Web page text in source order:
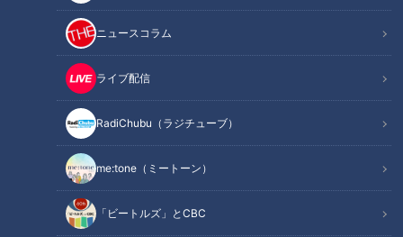
ニュースコラム
ライブ配信
RadiChubu（ラジチューブ）
me:tone（ミートーン）
「ビートルズ」とCBC
CBCテレビ『チャント！』マヂ学校に向かいます
今回は、三重県亀山市にある『三重県立亀山高校』の『ウエイ
トリフティング部』です。